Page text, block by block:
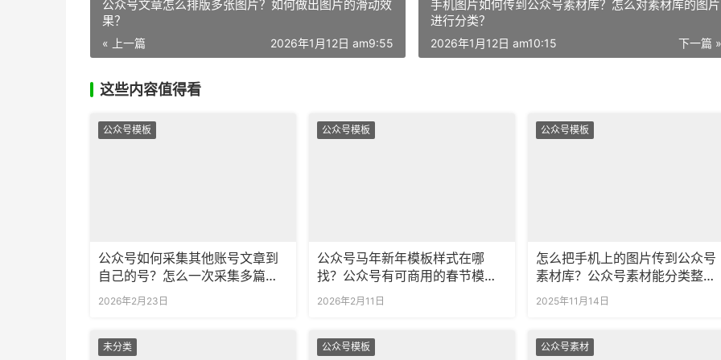
公众号文章怎么排版多张图片？如何做出图片的滑动效
果？
« 上一篇 2026年1月12日 am9:55
手机图片如何传到公众号素材库？怎么对素材库的图片
进行分类？
下一篇 »
2026年1月12日 am10:15
这些内容值得看
公众号模板
公众号如何采集其他账号文章到
自己的号？怎么一次采集多篇文
2026年2月23日
公众号模板
公众号马年新年模板样式在哪
找？公众号有可商用的春节模板
2026年2月11日
公众号模板
怎么把手机上的图片传到公众号
素材库？公众号素材能分类整理
2025年11月14日
未分类 公众号模板 公众号素材